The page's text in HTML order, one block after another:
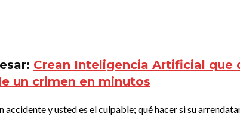
Crean Inteligencia Artificial que
un crimen en minutos
accidente y usted es el culpable; qué hacer si su